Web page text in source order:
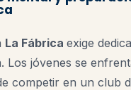
La Fábrica exige
Los jóvenes se
competir en un club